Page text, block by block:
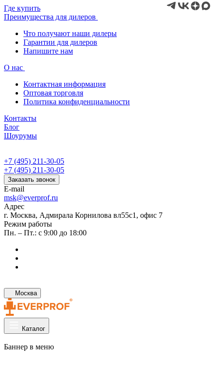
Где купить
Преимущества для дилеров
Что получают наши дилеры
Гарантии для дилеров
Напишите нам
О нас
Контактная информация
Оптовая торговля
Политика конфиденциальности
Контакты
Блог
Шоурумы
+7 (495) 211-30-05
+7 (495) 211-30-05
Заказать звонок
E-mail
msk@everprof.ru
Адрес
г. Москва, Адмирала Корнилова вл55с1, офис 7
Режим работы
Пн. – Пт.: с 9:00 до 18:00
Москва
Каталог
Баннер в меню